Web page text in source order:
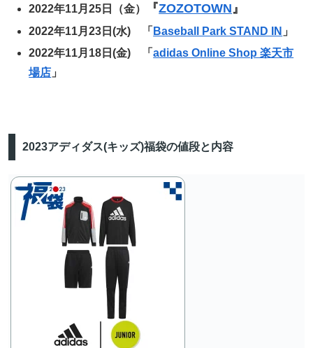
2022年11月25日（金） 『ZOZOTOWN 』
2022年11月23日(水) 「 Baseball Park STAND IN 」
2022年11月18日(金) 「adidas Online Shop 楽天市
場店 」
2023アディダス(キッズ)福袋の値段と内容